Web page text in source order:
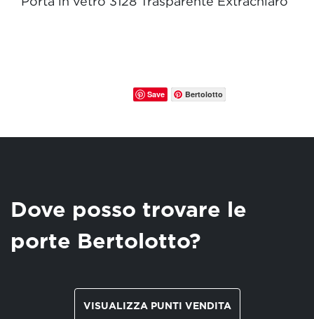
Save Bertolotto
Dove posso trovare le
porte Bertolotto?
VISUALIZZA PUNTI VENDITA